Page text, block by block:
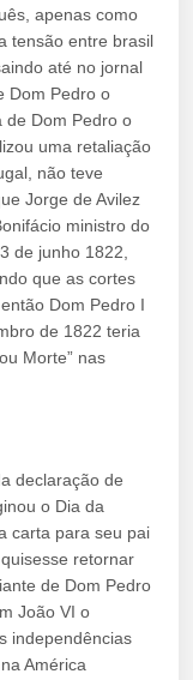
apenas como
tensão entre brasil
até no jornal
Dom Pedro o
de Dom Pedro o
uma retaliação
não teve
Jorge de Avilez
ministro do
de junho 1822,
que as cortes
Dom Pedro I
de 1822 teria
Morte” nas
declaração de
o Dia da
carta para seu pai
retornar
de Dom Pedro
João VI o
independências
América